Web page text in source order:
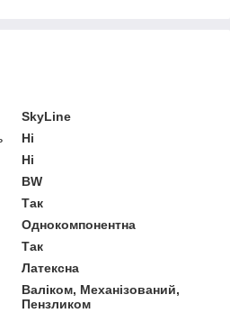
SkyLine
Ні
Ні
BW
Так
Однокомпонентна
Так
Латексна
Валіком, Механізований,
Пензликом